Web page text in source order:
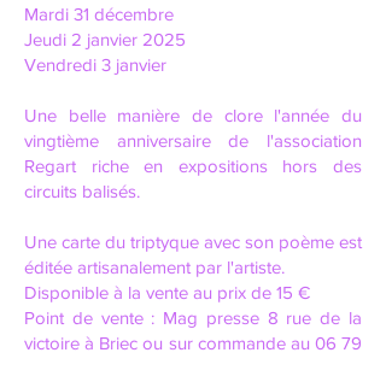
Mardi 31 décembre
Jeudi 2 janvier 2025
Vendredi 3 janvier
Une belle manière de clore l'année du
vingtième anniversaire de l'association
Regart riche en expositions hors des
circuits balisés.
Une carte du triptyque avec son poème est
éditée artisanalement par l'artiste.
Disponible à la vente au prix de 15 €
Point de vente : Mag presse 8 rue de la
victoire à Briec ou sur commande au 06 79